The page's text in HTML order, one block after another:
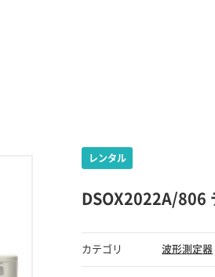
DSOX2022A/806
カテゴリ 波形測定器